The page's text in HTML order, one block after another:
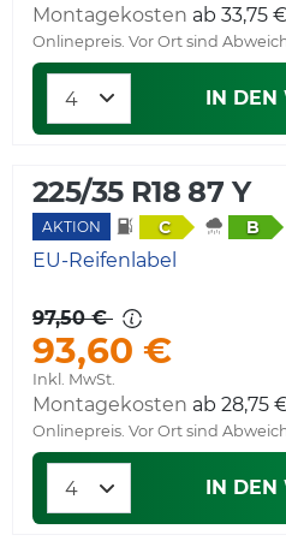
Montagekosten ab 33,75 €
Onlinepreis. Vor Ort sind
IN DEN
225/35 R18 87 Y
AKTION C B
EU-Reifenlabel
97,50 €
93,60 €
Inkl. MwSt.
Montagekosten ab 28,75
Onlinepreis. Vor Ort sind
IN